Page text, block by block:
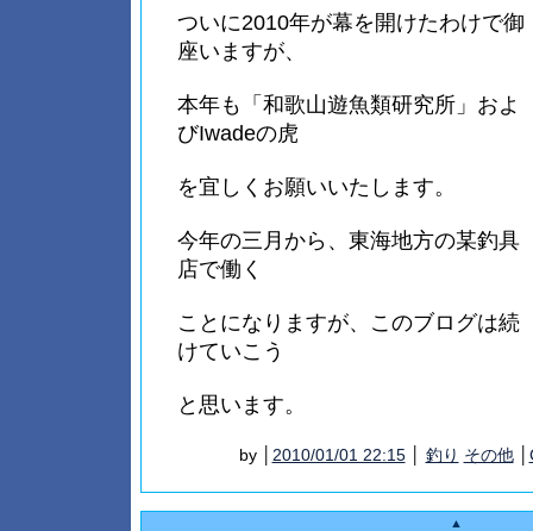
ついに2010年が幕を開けたわけで御
座いますが、
本年も「和歌山遊魚類研究所」およ
びIwadeの虎
を宜しくお願いいたします。
今年の三月から、東海地方の某釣具
店で働く
ことになりますが、このブログは続
けていこう
と思います。
by │ 2010/01/01 22:15│ 釣り その他│
▲